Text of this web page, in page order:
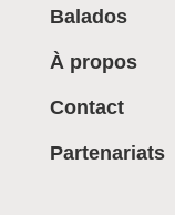
Balados
À propos
Contact
Partenariats